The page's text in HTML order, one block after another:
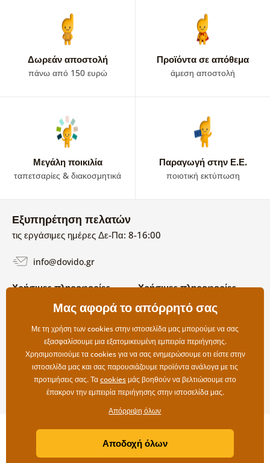
Δωρεάν αποστολή
πάνω από 150 ευρώ
Προϊόντα σε απόθεμα
άμεση αποστολή
Μεγάλη ποικιλία
ταπετσαρίες & διακοσμητικά
Παραγωγή στην Ε.Ε.
ποιοτική εκτύπωση
Εξυπηρέτηση πελατών
τις εργάσιμες ημέρες Δε-Πα: 8-16:00
info@dovido.gr
Χρήσιμες πληροφορίες
Όροι χρήσης και επιστροφών
Επιλογές αποστολής και
πληρωμής
Επιστροφές
Χρήσιμες πληροφορίες
Σχετικά με εμάς
Συχνές Ερωτήσεις
Επικοινωνία
Copyright ©2019 © Dovido.gr.
Litvanyi.sk| Το e-shop δημιουργήθηκε από
Μας αφορά το απόρρητό σας
Με τη χρήση των cookies στην ιστοσελίδα μας μπορούμε να σας
εξασφαλίσουμε μια εξατομικευμένη εμπειρία περιήγησης.
Χρησιμοποιούμε τα cookies για να σας ενημερώσουμε οτι είστε στην
ιστοσελίδα μας και σας παρουσιάζουμε προϊόντα ανάλογα με τις
προτιμήσεις σας. Ταcookiesμάς βοηθούν να βελτιώσουμε στο
έπακρον την εμπειρία περιήγησης στην ιστοσελίδα μας.
Απόρριψη όλων
Αποδοχή όλων